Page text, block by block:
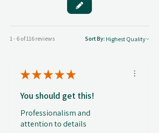
1 - 6 of 116 reviews Sort By:
★★★★★
You should get this!
Professionalism and
attention to details